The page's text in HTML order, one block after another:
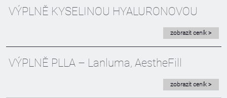
VÝPLNĚ KYSELINOU HYALURONOVOU
zobrazit ceník >
VÝPLNĚ PLLA – Lanluma, AestheFill
zobrazit ceník >